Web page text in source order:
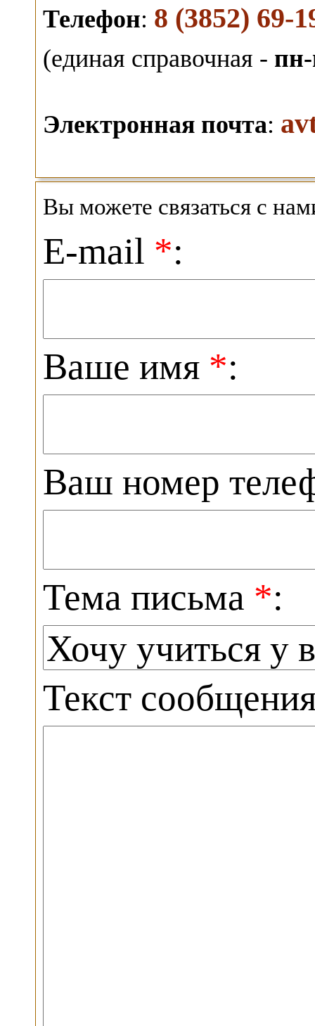
Телефон: 8 (3852) 69-
(единая справочная -
Электронная почта:
Вы можете связаться с
E-mail *:
Ваше имя *:
Ваш номер
Тема письма *:
Текст